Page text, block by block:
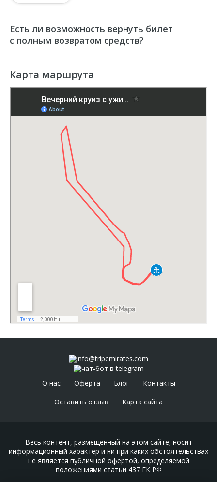
Есть ли возможность вернуть билет
с полным возвратом средств?
билеты можно вернуть без комиссии.
Карта маршрута
info@tripemirates.com
О нас Оферта Блог Контакты
Оставить отзыв Карта сайта
чат-бот в telegram
Весь контент, размещенный на этом сайте, носит
информационный характер и ни при каких обстоятельствах
не является публичной офертой, определяемой
положениями статьи 437 ГК РФ